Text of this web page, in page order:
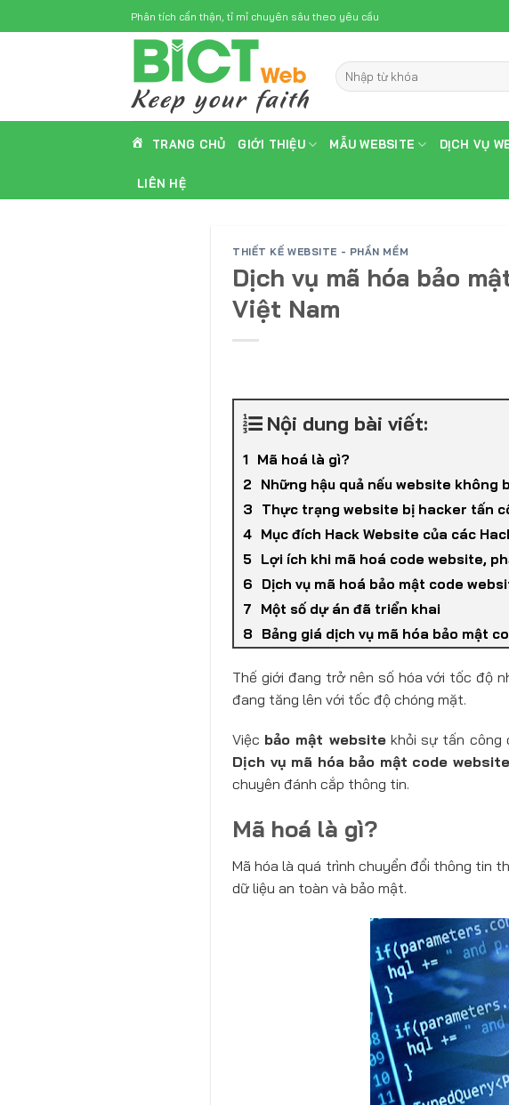
to
Phân tích cẩn thận, tỉ mỉ chuyên sâu theo yêu cầu
Tìm
kiếm:
TRANG CHỦ GIỚI THIỆU MẪU WEBSITE DỊCH VỤ
LIÊN HỆ
THIẾT KẾ WEBSITE - PHẦN MỀM
Dịch vụ mã hóa bảo
Việt Nam
Nội dung bài viết:
Mã hoá là gì?
Những hậu quả nếu website không
Thực trạng website bị hacker tấn
Mục đích Hack Website của các
Lợi ích khi mã hoá code website,
Dịch vụ mã hoá bảo mật code
Một số dự án đã triển khai
Bảng giá dịch vụ mã hóa bảo mật
Thế giới đang trở nên số hóa với tốc độ
đang tăng lên với tốc độ chóng mặt.
Việc bảo mật websitekhỏi sự tấn công
Dịch vụ mã hóa bảo mật code website
chuyên đánh cắp thông tin.
Mã hoá là gì?
Mã hóa là quá trình chuyển đổi thông tin
dữ liệu an toàn và bảo mật.